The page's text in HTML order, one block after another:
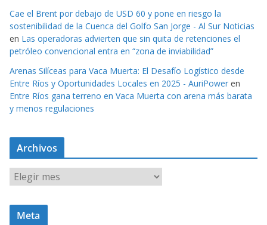
Cae el Brent por debajo de USD 60 y pone en riesgo la
sostenibilidad de la Cuenca del Golfo San Jorge - Al Sur Noticias
en Las operadoras advierten que sin quita de retenciones el
petróleo convencional entra en “zona de inviabilidad”
Arenas Silíceas para Vaca Muerta: El Desafío Logístico desde
Entre Ríos y Oportunidades Locales en 2025 - AuriPower en
Entre Ríos gana terreno en Vaca Muerta con arena más barata
y menos regulaciones
Archivos
r
c
Meta